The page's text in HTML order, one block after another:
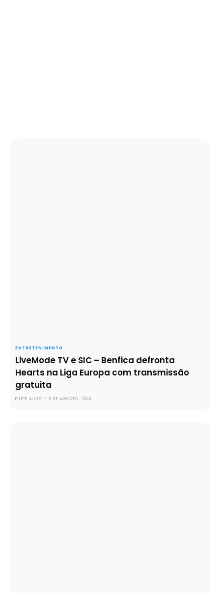
ENTRETENIMENTO
LiveMode TV e SIC – Benfica defronta
Hearts na Liga Europa com transmissão
gratuita
FILIPE ALVES - 6 DE AGOSTO, 2026